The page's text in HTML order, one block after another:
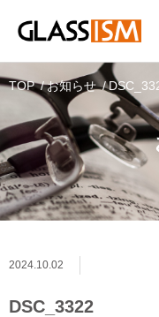
TOP お知らせ
2024.10.02
DSC_3322